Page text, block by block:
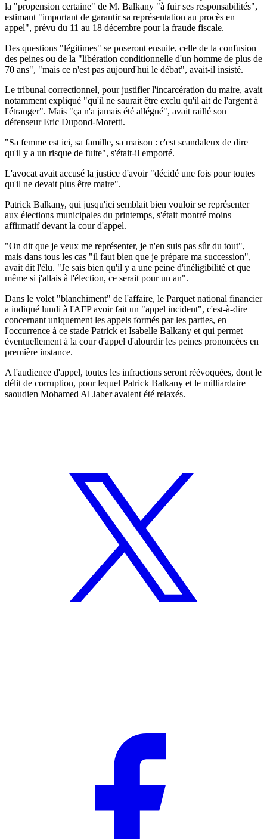
la "propension certaine" de M. Balkany "à fuir ses responsabilités",
estimant "important de garantir sa représentation au procès en
appel", prévu du 11 au 18 décembre pour la fraude fiscale.
Des questions "légitimes" se poseront ensuite, celle de la confusion
des peines ou de la "libération conditionnelle d'un homme de plus de
70 ans", "mais ce n'est pas aujourd'hui le débat", avait-il insisté.
Le tribunal correctionnel, pour justifier l'incarcération du maire, avait
notamment expliqué "qu'il ne saurait être exclu qu'il ait de l'argent à
l'étranger". Mais "ça n'a jamais été allégué", avait raillé son
défenseur Eric Dupond-Moretti.
"Sa femme est ici, sa famille, sa maison : c'est scandaleux de dire
qu'il y a un risque de fuite", s'était-il emporté.
L'avocat avait accusé la justice d'avoir "décidé une fois pour toutes
qu'il ne devait plus être maire".
Patrick Balkany, qui jusqu'ici semblait bien vouloir se représenter
aux élections municipales du printemps, s'était montré moins
affirmatif devant la cour d'appel.
"On dit que je veux me représenter, je n'en suis pas sûr du tout",
mais dans tous les cas "il faut bien que je prépare ma succession",
avait dit l'élu. "Je sais bien qu'il y a une peine d'inéligibilité et que
même si j'allais à l'élection, ce serait pour un an".
Dans le volet "blanchiment" de l'affaire, le Parquet national financier
a indiqué lundi à l'AFP avoir fait un "appel incident", c'est-à-dire
concernant uniquement les appels formés par les parties, en
l'occurrence à ce stade Patrick et Isabelle Balkany et qui permet
éventuellement à la cour d'appel d'alourdir les peines prononcées en
première instance.
A l'audience d'appel, toutes les infractions seront réévoquées, dont le
délit de corruption, pour lequel Patrick Balkany et le milliardaire
saoudien Mohamed Al Jaber avaient été relaxés.